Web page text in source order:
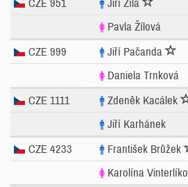
CZE 951 Jiří Žíla
Pavla Žílová
CZE 999 Jiří Pačanda
Daniela Trnková
CZE 1111 Zdeněk Kacálek
Jiří Karhánek
CZE 4233 František Brůžek
Karolína